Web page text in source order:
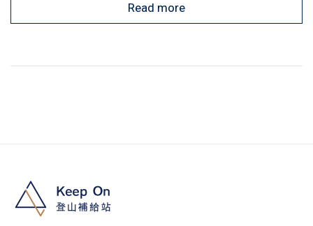
Read more